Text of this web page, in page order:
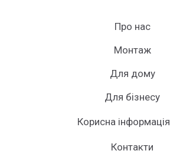
Про нас
Монтаж
Для дому
Для бізнесу
Корисна інформація
Контакти